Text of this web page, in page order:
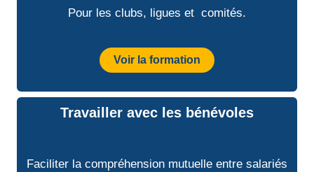
Pour les clubs, ligues et comités.
Voir la formation
Travailler avec les bénévoles
Faciliter la compréhension mutuelle entre salariés